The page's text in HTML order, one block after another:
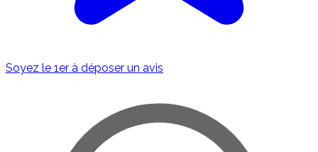
Soyez le 1er à déposer un avis